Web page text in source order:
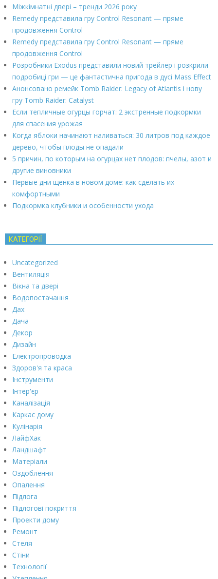
Міжкімнатні двері – тренди 2026 року
Remedy представила гру Control Resonant — пряме
продовження Control
Remedy представила гру Control Resonant — пряме
продовження Control
Розробники Exodus представили новий трейлер і розкрили
подробиці гри — це фантастична пригода в дусі Mass Effect
Анонсовано ремейк Tomb Raider: Legacy of Atlantis і нову
гру Tomb Raider: Catalyst
Если тепличные огурцы горчат: 2 экстренные подкормки
для спасения урожая
Когда яблоки начинают наливаться: 30 литров под каждое
дерево, чтобы плоды не опадали
5 причин, по которым на огурцах нет плодов: пчелы, азот и
другие виновники
Первые дни щенка в новом доме: как сделать их
комфортными
Подкормка клубники и особенности ухода
КАТЕГОРІЇ
Uncategorized
Вентиляція
Вікна та двері
Водопостачання
Дах
Дача
Декор
Дизайн
Електропроводка
Здоров'я та краса
Інструменти
Інтер'єр
Каналізація
Каркас дому
Кулінарія
ЛайфХак
Ландшафт
Матеріали
Оздоблення
Опалення
Підлога
Підлогові покриття
Проекти дому
Ремонт
Стеля
Стіни
Технології